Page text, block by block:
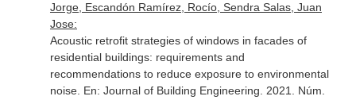
Jorge, Escandón Ramírez, Rocío, Sendra Salas, Juan
Jose:
Acoustic retrofit strategies of windows in facades of
residential buildings: requirements and
recommendations to reduce exposure to environmental
noise. En: Journal of Building Engineering . 2021. Núm.